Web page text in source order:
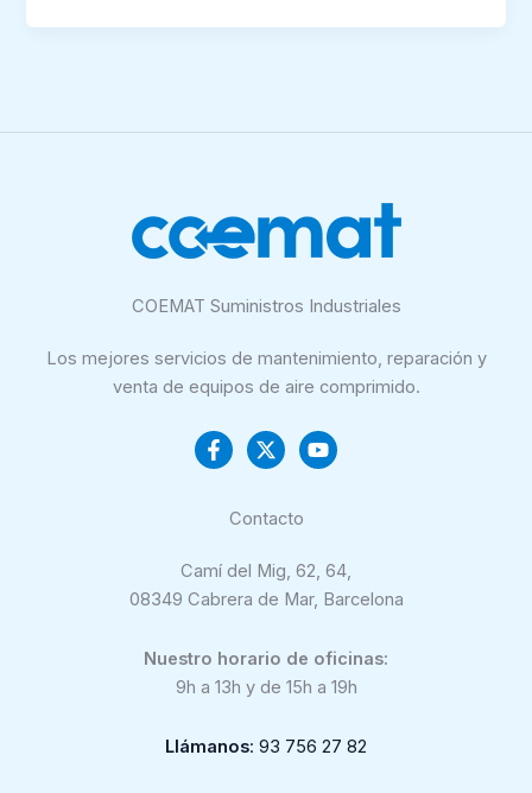
COEMAT Suministros Industriales
Los mejores servicios de mantenimiento, reparación y
venta de equipos de aire comprimido.
Contacto
Camí del Mig, 62, 64,
08349 Cabrera de Mar, Barcelona
Nuestro horario de oficinas:
9h a 13h y de 15h a 19h
Llámanos: 93 756 27 82